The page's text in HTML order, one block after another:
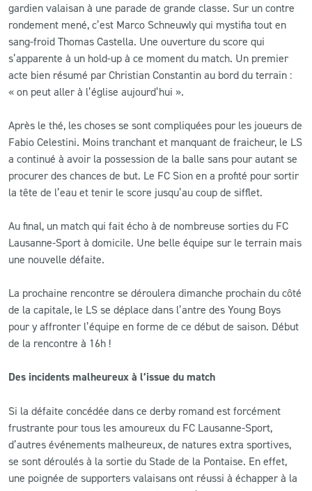
gardien valaisan à une parade de grande classe. Sur un contre
rondement mené, c’est Marco Schneuwly qui mystifia tout en
sang-froid Thomas Castella. Une ouverture du score qui
s’apparente à un hold-up à ce moment du match. Un premier
acte bien résumé par Christian Constantin au bord du terrain :
« on peut aller à l’église aujourd’hui ».
Après le thé, les choses se sont compliquées pour les joueurs de
Fabio Celestini. Moins tranchant et manquant de fraicheur, le LS
a continué à avoir la possession de la balle sans pour autant se
procurer des chances de but. Le FC Sion en a profité pour sortir
la tête de l’eau et tenir le score jusqu’au coup de sifflet.
Au final, un match qui fait écho à de nombreuse sorties du FC
Lausanne-Sport à domicile. Une belle équipe sur le terrain mais
une nouvelle défaite.
La prochaine rencontre se déroulera dimanche prochain du côté
de la capitale, le LS se déplace dans l’antre des Young Boys
pour y affronter l’équipe en forme de ce début de saison. Début
de la rencontre à 16h !
Des incidents malheureux à l’issue du match
Si la défaite concédée dans ce derby romand est forcément
frustrante pour tous les amoureux du FC Lausanne-Sport,
d’autres événements malheureux, de natures extra sportives,
se sont déroulés à la sortie du Stade de la Pontaise. En effet,
une poignée de supporters valaisans ont réussi à échapper à la